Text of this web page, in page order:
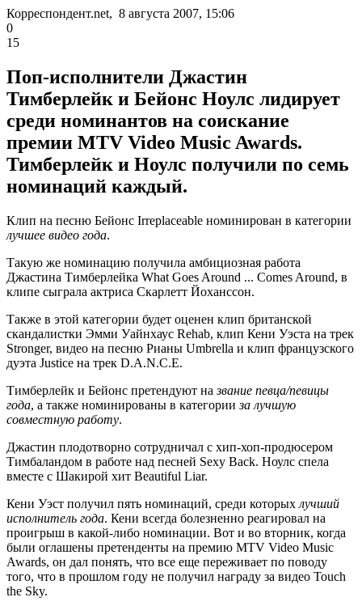
Корреспондент.net, 8 августа 2007, 15:06
0
15
Поп-исполнители Джастин
Тимберлейк и Бейонс Ноулс лидирует
среди номинантов на соискание
премии MTV Video Music Awards.
Тимберлейк и Ноулс получили по семь
номинаций каждый.
Клип на песню Бейонс Irreplaceable номинирован в категории
лучшее видео года.
Такую же номинацию получила амбициозная работа
Джастина Тимберлейка What Goes Around ... Comes Around, в
клипе сыграла актриса Скарлетт Йоханссон.
Также в этой категории будет оценен клип британской
скандалистки Эмми Уайнхаус Rehab, клип Кени Уэста на трек
Stronger, видео на песню Рианы Umbrella и клип французского
дуэта Justice на трек D.A.N.C.E.
Тимберлейк и Бейонс претендуют название певца/певицы
года, а также номинированы в категорииза лучшую
совместную работу.
Джастин плодотворно сотрудничал с хип-хоп-продюсером
Тимбаландом в работе над песней Sexy Back. Ноулс спела
вместе с Шакирой хит Beautiful Liar.
Кени Уэст получил пять номинаций, среди которых лучший
исполнитель года. Кени всегда болезненно реагировал на
проигрыш в какой-либо номинации. Вот и во вторник, когда
были оглашены претенденты на премию MTV Video Music
Awards, он дал понять, что все еще переживает по поводу
того, что в прошлом году не получил награду за видео Touch
the Sky.